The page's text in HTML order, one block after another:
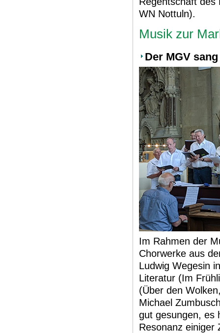
WN Nottuln).
Musik zur
Der MGV
Im Rahmen der
Chorwerke aus
Ludwig Wegesin
Literatur (Im
(Über den
Michael
gut gesungen, es
Resonanz einiger